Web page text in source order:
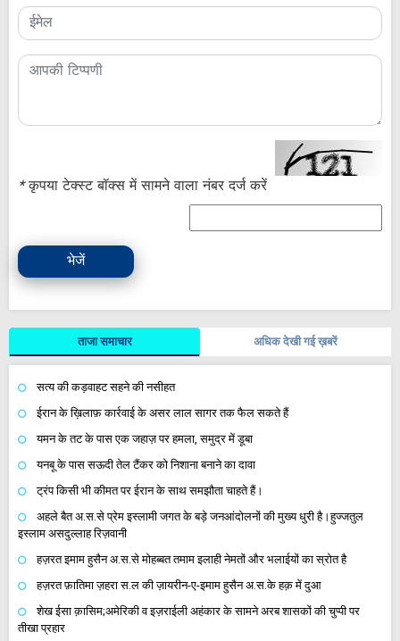
*कृपया टेक्स्ट बॉक्स में सामने वाला नंबर दर्ज करें
भेजें
ताजा समाचार अधिक देखी गई ख़बरें
सत्य की कड़वाहट सहने की नसीहत
ईरान के ख़िलाफ़ कार्रवाई के असर लाल सागर तक फैल सकते हैं
यमन के तट के पास एक जहाज़ पर हमला, समुद्र में डूबा
यनबू के पास सऊदी तेल टैंकर को निशाना बनाने का दावा
ट्रंप किसी भी कीमत पर ईरान के साथ समझौता चाहते हैं।
अहले बैत अ.स.से प्रेम इस्लामी जगत के बड़े जनआंदोलनों की मुख्य धुरी है।हुज्जतुल
इस्लाम असदुल्लाह रिज़वानी
हज़रत इमाम हुसैन अ.स.से मोहब्बत तमाम इलाही नेमतों और भलाईयों का स्रोत है
हज़रत फ़ातिमा ज़हरा स.ल की ज़ायरीन-ए-इमाम हुसैन अ.स.के हक़ में दुआ
शेख ईसा क़ासिम;अमेरिकी व इज़राईली अहंकार के सामने अरब शासकों की चुप्पी पर
तीखा प्रहार